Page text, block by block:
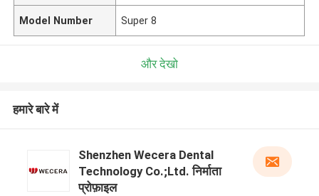
Model Number Super 8
और देखो
हमारे बारे में
Shenzhen Wecera Dental
Technology Co.;Ltd. निर्माता
प्रोफ़ाइल